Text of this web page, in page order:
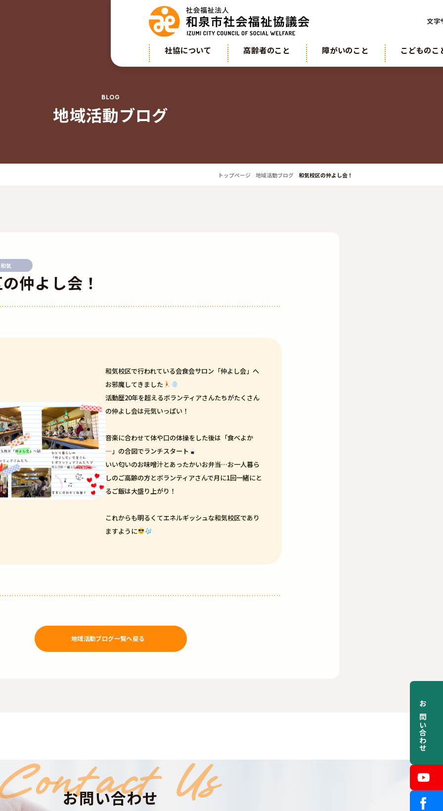
社協について 高齢者のこと 障がいのこと こどものこ
文字
BLOG
地域活動ブログ
トップページ 地域活動ブログ 和気校区の仲よし会！
和気
仲よし会！
和気校区で行われている会食会サロン「仲よし会」へ
お邪魔してきました
活動歴20年を超えるボランティアさんたちがたくさん
の仲よし会は元気いっぱい！
音楽に合わせて体や口の体操をした後は「食べよか
―」の合図でランチスタート
いい匂いのお味噌汁とあったかいお弁当…お一人暮ら
しのご高齢の方とボランティアさんで月に1回一緒にと
るご飯は大盛り上がり！
これからも明るくてエネルギッシュな和気校区であり
ますように
地域活動ブログ一覧へ戻る
お問い合わせ
Us
お問い合わせ